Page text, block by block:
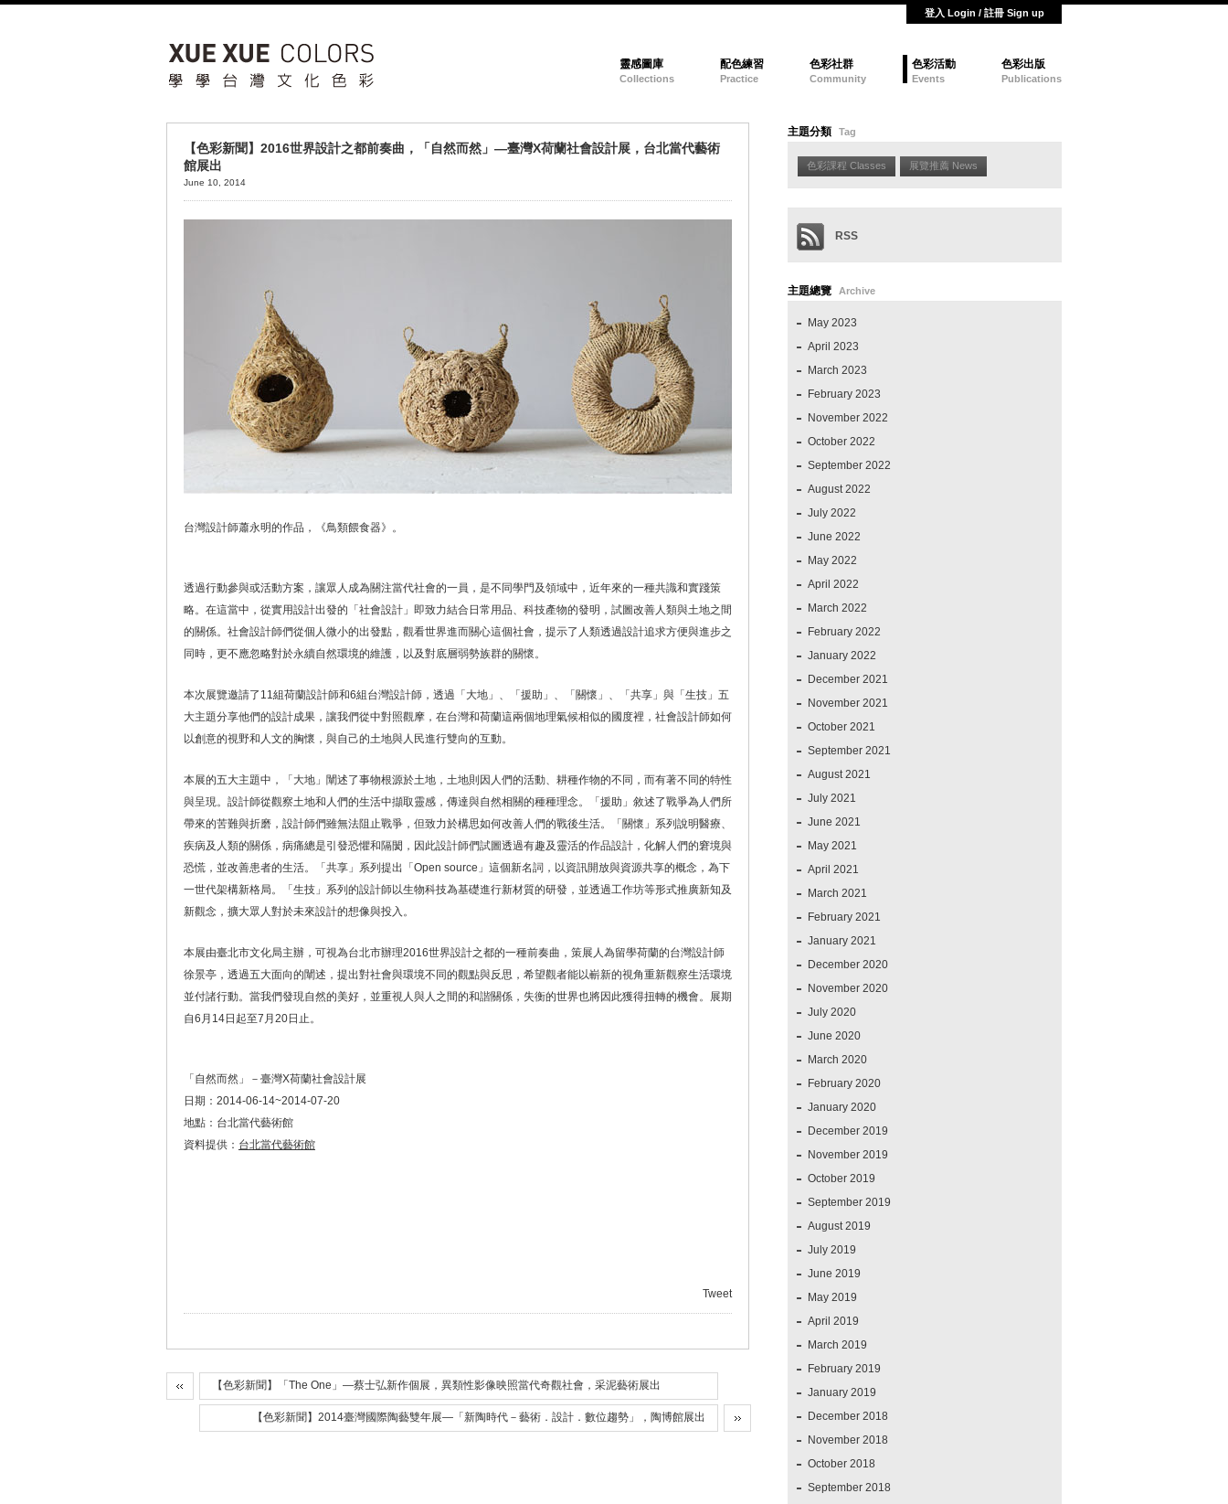
登入 Login / 註冊 Sign up
靈感圖庫
Collections
配色練習
Practice
色彩社群
Community
色彩活動
Events
色彩出版
Publications
【色彩新聞】2016世界設計之都前奏曲，「自然而然」—臺灣X荷蘭社會設計展，台北當代藝術
館展出
June 10, 2014
台灣設計師蕭永明的作品，《鳥類餵食器》。
透過行動參與或活動方案，讓眾人成為關注當代社會的一員，是不同學門及領域中，近年來的一種共識和實踐策
略。在這當中，從實用設計出發的「社會設計」即致力結合日常用品、科技產物的發明，試圖改善人類與土地之間
的關係。社會設計師們從個人微小的出發點，觀看世界進而關心這個社會，提示了人類透過設計追求方便與進步之
同時，更不應忽略對於永續自然環境的維護，以及對底層弱勢族群的關懷。
本次展覽邀請了11組荷蘭設計師和6組台灣設計師，透過「大地」、「援助」、「關懷」、「共享」與「生技」五
大主題分享他們的設計成果，讓我們從中對照觀摩，在台灣和荷蘭這兩個地理氣候相似的國度裡，社會設計師如何
以創意的視野和人文的胸懷，與自己的土地與人民進行雙向的互動。
本展的五大主題中，「大地」闡述了事物根源於土地，土地則因人們的活動、耕種作物的不同，而有著不同的特性
與呈現。設計師從觀察土地和人們的生活中擷取靈感，傳達與自然相關的種種理念。「援助」敘述了戰爭為人們所
帶來的苦難與折磨，設計師們雖無法阻止戰爭，但致力於構思如何改善人們的戰後生活。「關懷」系列說明醫療、
疾病及人類的關係，病痛總是引發恐懼和隔閡，因此設計師們試圖透過有趣及靈活的作品設計，化解人們的窘境與
恐慌，並改善患者的生活。「共享」系列提出「Open source」這個新名詞，以資訊開放與資源共享的概念，為下
一世代架構新格局。「生技」系列的設計師以生物科技為基礎進行新材質的研發，並透過工作坊等形式推廣新知及
新觀念，擴大眾人對於未來設計的想像與投入。
本展由臺北市文化局主辦，可視為台北市辦理2016世界設計之都的一種前奏曲，策展人為留學荷蘭的台灣設計師
徐景亭，透過五大面向的闡述，提出對社會與環境不同的觀點與反思，希望觀者能以嶄新的視角重新觀察生活環境
並付諸行動。當我們發現自然的美好，並重視人與人之間的和諧關係，失衡的世界也將因此獲得扭轉的機會。展期
自6月14日起至7月20日止。
「自然而然」－臺灣X荷蘭社會設計展
日期：2014-06-14~2014-07-20
地點：台北當代藝術館
資料提供： 台北當代藝術館
Tweet
【色彩新聞】「The One」—蔡士弘新作個展，異類性影像映照當代奇觀社會，采泥藝術展出
【色彩新聞】2014臺灣國際陶藝雙年展—「新陶時代－藝術．設計．數位趨勢」，陶博館展出
主題分類 Tag
色彩課程 Classes 展覽推薦 News
RSS
主題總覽 Archive
May 2023
April 2023
March 2023
February 2023
November 2022
October 2022
September 2022
August 2022
July 2022
June 2022
May 2022
April 2022
March 2022
February 2022
January 2022
December 2021
November 2021
October 2021
September 2021
August 2021
July 2021
June 2021
May 2021
April 2021
March 2021
February 2021
January 2021
December 2020
November 2020
July 2020
June 2020
March 2020
February 2020
January 2020
December 2019
November 2019
October 2019
September 2019
August 2019
July 2019
June 2019
May 2019
April 2019
March 2019
February 2019
January 2019
December 2018
November 2018
October 2018
September 2018